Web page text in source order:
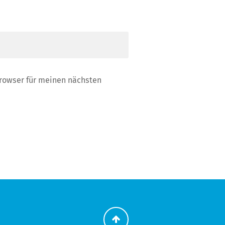
für meinen nächsten
Zurück